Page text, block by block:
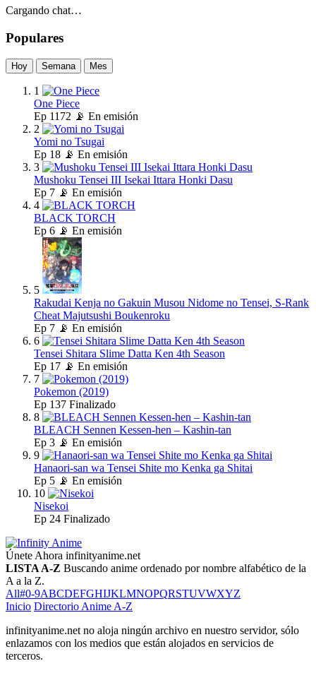
Cargando chat…
Populares
Hoy Semana Mes
1
One Piece
Ep 1172 📡 En emisión
2
Yomi no Tsugai
Ep 18 📡 En emisión
3
Mushoku Tensei III Isekai Ittara Honki Dasu
Ep 7 📡 En emisión
4
BLACK TORCH
Ep 6 📡 En emisión
5
Rakudai Kenja no Gakuin Musou Nidome no Tensei, S-Rank
Cheat Majutsushi Boukenroku
Ep 7 📡 En emisión
6
Tensei Shitara Slime Datta Ken 4th Season
Ep 17 📡 En emisión
7
Pokemon (2019)
Ep 137 Finalizado
8
BLEACH Sennen Kessen-hen – Kashin-tan
Ep 3 📡 En emisión
9
Hanaori-san wa Tensei Shite mo Kenka ga Shitai
Ep 5 📡 En emisión
10
Nisekoi
Ep 24 Finalizado
Únete Ahora infinityanime.net
LISTA A-Z Buscando anime ordenado por nombre alfabético de la
A a la Z.
All#0-9ABCDEFGHIJKLMNOPQRSTUVWXYZ
Inicio Directorio Anime A-Z
infinityanime.net no aloja ningún archivo en nuestro servidor, sólo
enlazamos con los medios que están alojados en servicios de
terceros.